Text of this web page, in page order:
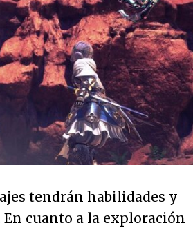
tendrán habilidades y
cuanto a la exploración